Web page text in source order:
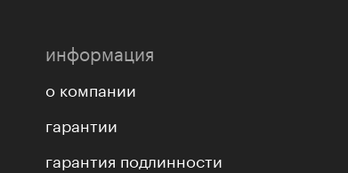
информация
о компании
гарантии
гарантия подлинности